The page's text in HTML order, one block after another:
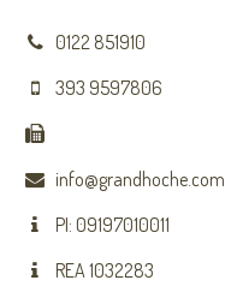
0122 851910
393 9597806
info@grandhoche.com
PI: 09197010011
REA 1032283